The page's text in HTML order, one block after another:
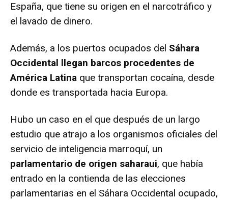
España, que tiene su origen en el narcotráfico y
el lavado de dinero.
Además, a los puertos ocupados del Sáhara
Occidental llegan barcos procedentes de
América Latina que transportan cocaína, desde
donde es transportada hacia Europa.
Hubo un caso en el que después de un largo
estudio que atrajo a los organismos oficiales del
servicio de inteligencia marroquí, un
parlamentario de origen saharaui, que había
entrado en la contienda de las elecciones
parlamentarias en el Sáhara Occidental ocupado,